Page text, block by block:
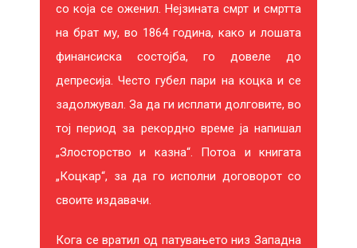
со која се оженил. Нејзината смрт и смртта
на брат му, во 1864 година, како и лошата
финансиска состојба, го довеле до
депресија. Често губел пари на коцка и се
задолжувал. За да ги исплати долговите, во
тој период за рекордно време ја напишал
„Злосторство и казна“. Потоа и книгата
„Коцкар“, за да го исполни договорот со
своите издавачи.
Кога се вратил од патувањето низ Западна